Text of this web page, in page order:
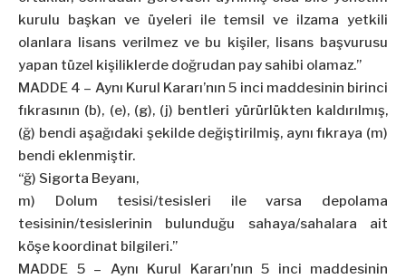
kurulu başkan ve üyeleri ile temsil ve ilzama yetkili
olanlara lisans verilmez ve bu kişiler, lisans başvurusu
yapan tüzel kişiliklerde doğrudan pay sahibi olamaz.”
MADDE 4 – Aynı Kurul Kararı’nın 5 inci maddesinin birinci
fıkrasının (b), (e), (g), (j) bentleri yürürlükten kaldırılmış,
(ğ) bendi aşağıdaki şekilde değiştirilmiş, aynı fıkraya (m)
bendi eklenmiştir.
“ğ) Sigorta Beyanı,
m) Dolum tesisi/tesisleri ile varsa depolama
tesisinin/tesislerinin bulunduğu sahaya/sahalara ait
köşe koordinat bilgileri.”
MADDE 5 – Aynı Kurul Kararı’nın 5 inci maddesinin